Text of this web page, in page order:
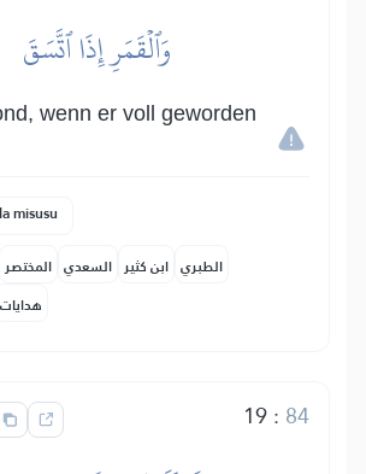
وَٱلۡقَمَرِ إِذَا ٱتَّسَقَ
wenn er voll geworden
misusu
المختصر السعدي ابن كثير الطبري
هدايات
19: 84